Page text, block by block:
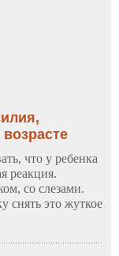
что у ребенка
реакция.
со слезами.
снять это жуткое